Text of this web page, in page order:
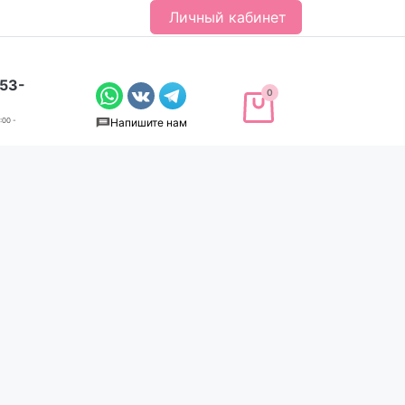
Личный кабинет
Напишите нам
-
0